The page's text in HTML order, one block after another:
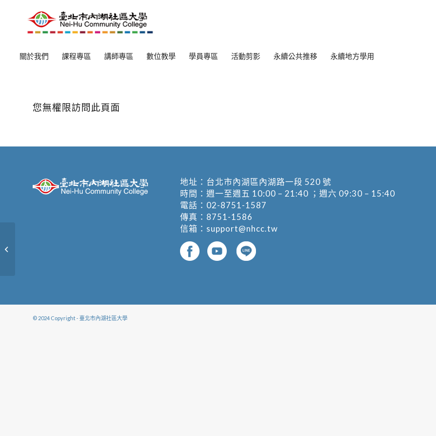
關於我們 課程專區 講師專區 數位教學 學員專區 活動剪影 永續公共推移 永續地方學用
您無權限訪問此頁面
地址： 台北市內湖區內湖路一段 520 號
時間：週一至週五 10:00 – 21:40 ；週六 09:30 – 15:40
電話： 02-8751-1587
傳真：8751-1586
信箱： support@nhcc.tw
© 2024 Copyright - 臺北市內湖社區大學